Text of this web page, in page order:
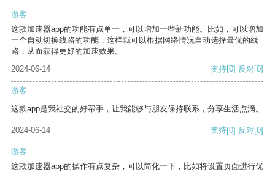
游客
这款加速器app的功能有点单一，可以增加一些新功能。比如，可以增加
一个自动切换线路的功能，这样就可以根据网络情况自动选择最优的线
路，从而获得更好的加速效果。
2024-06-14
支持[0] 反对[0]
游客
这款app是我社交的好帮手，让我能够与朋友保持联系，分享生活点滴。
2024-06-14 支持[0] 反对[0]
游客
这款加速器app的操作有点复杂，可以简化一下，比如将设置页面进行优